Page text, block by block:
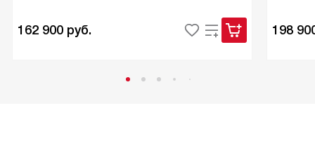
162 900 руб. 198